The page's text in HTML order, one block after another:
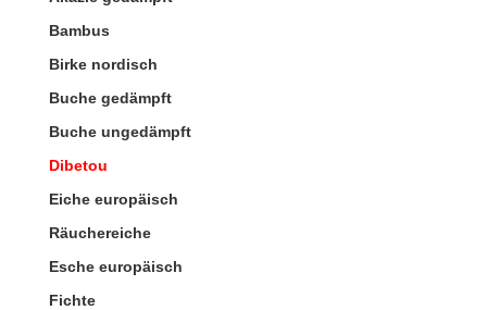
Bambus
Birke nordisch
Buche gedämpft
Buche ungedämpft
Dibetou
Eiche europäisch
Räuchereiche
Esche europäisch
Fichte